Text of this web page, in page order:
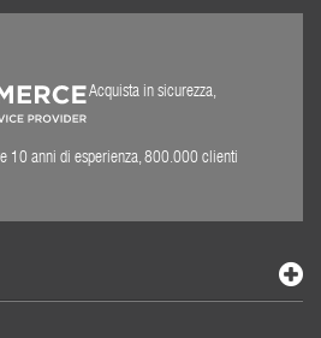
Acquista in sicurezza,
10 anni di esperienza, 800.000 clienti